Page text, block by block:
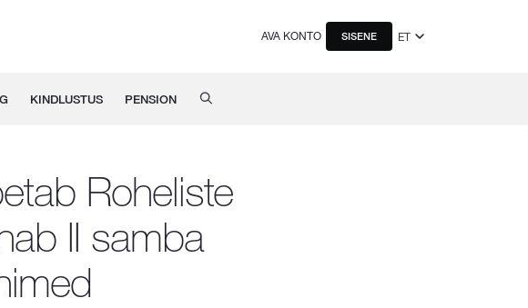
AVA KONTO SISENE ET
KINDLUSTUS PENSION
Roheliste
II samba